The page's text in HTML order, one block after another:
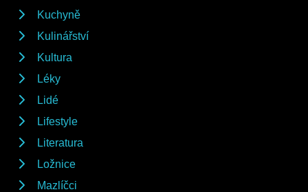
Kuchyně
Kulinářství
Kultura
Léky
Lidé
Lifestyle
Literatura
Ložnice
Mazlíčci